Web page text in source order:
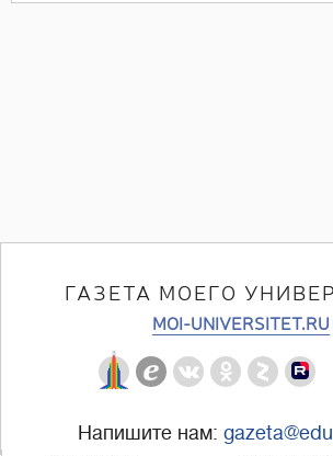
ГАЗЕТА МОЕГО
MOI-UNIVERSITET.RU
Напишите нам: